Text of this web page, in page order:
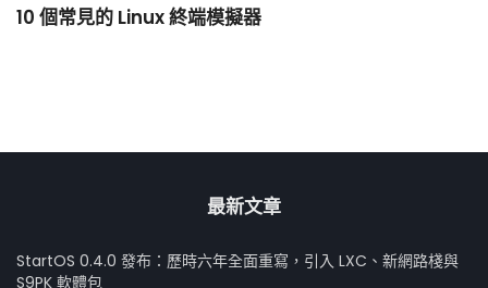
10 個常見的 Linux 終端模擬器
最新文章
StartOS 0.4.0 發布：歷時六年全面重寫，引入 LXC、新網路棧與
S9PK 軟體包